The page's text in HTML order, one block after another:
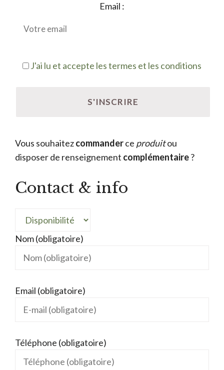
Email :
J'ai lu et accepte les termes et les conditions
Vous souhaitezcommanderce produitou
disposer de renseignement complémentaire?
Contact & info
Nom (obligatoire)
Email (obligatoire)
Téléphone (obligatoire)